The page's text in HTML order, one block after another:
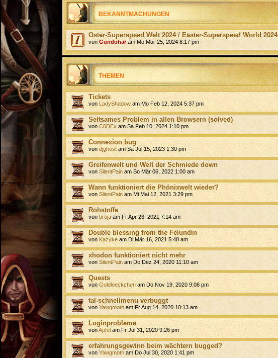
BEKANNTMACHUNGEN
Oster-Superspeed Welt 2024 / Easter-Superspeed World 2024
von Gundoharam Mo Mär 25, 2024 8:17 pm
THEMEN
Tickets
von LadyShadow am Mo Feb 12, 2024 5:37 pm
Seltsames Problem in allen Browsern (solved)
von C0DEx am Sa Feb 10, 2024 1:10 pm
Connexion bug
von djghost am Sa Jul 15, 2023 1:30 pm
Greifenwelt und Welt der Schmiede down
von SilentPain am So Mär 06, 2022 1:00 am
Wann funktioniert die Phönixwelt wieder?
von SilentPain am Mi Mai 12, 2021 3:29 pm
Rohstoffe
von bruja am Fr Apr 23, 2021 7:14 am
Double blessing from the Felundin
von Kazyke am Di Mär 16, 2021 5:48 am
xhodon funktioniert nicht mehr
von SilentPain am Do Dez 24, 2020 11:10 am
Quests
von Goldloeckchen am Do Nov 19, 2020 9:08 pm
tal-schnellmenu verbuggt
von Yawgmoth am Fr Aug 14, 2020 10:13 am
Loginprobleme
vonApfel am Fr Jul 31, 2020 9:26 pm
erfahrungsgewinn beim wächtern bugged?
von Yawgmoth am Do Jul 30, 2020 1:41 pm